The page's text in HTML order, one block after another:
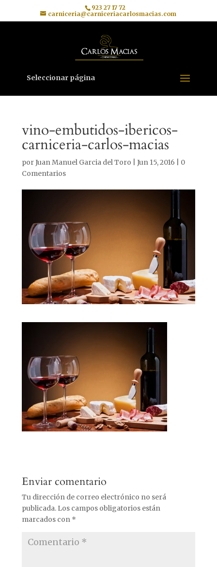
923 27 17 72
carniceria@carniceriacarlosmacias.com
Seleccionar página
vino-embutidos-ibericos-
carniceria-carlos-macias
porJuan Manuel Garcia del Toro Jun 15, 2016
0
Comentarios
Enviar comentario
Tu dirección de correo electrónico no será
publicada. Los campos obligatorios están
marcados con *